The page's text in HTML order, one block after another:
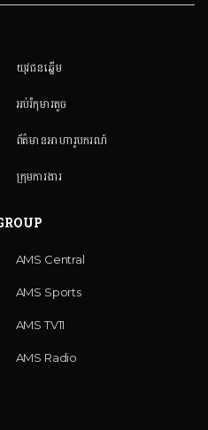
យុវជនឆ្នើម
អប់រំកុមារតូច
ព័ត៌មានអាហារូបករណ៍
ក្រុមការងារ
AMS Central
AMS Sports
AMS TV11
AMS Radio